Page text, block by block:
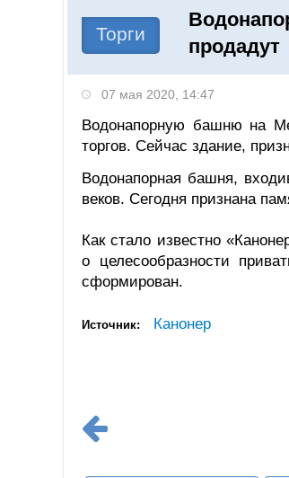
Поиск
Торги
продадут
07 мая 2020, 14:47
Водонапорную башню на
торгов. Сейчас здание,
Водонапорная башня,
веков. Сегодня признана
Как стало известно
о целесообразности
сформирован.
Источник: Канонер